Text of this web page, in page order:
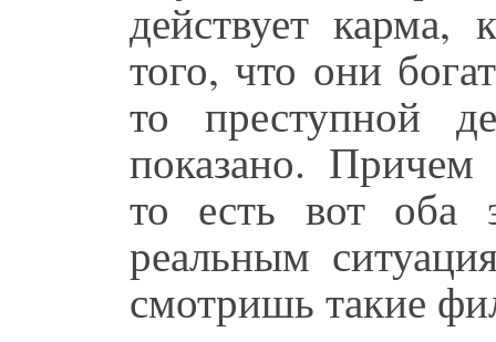
действует карма,
того, что они
то преступной
показано. Причем
то есть вот оба
реальным
смотришь такие